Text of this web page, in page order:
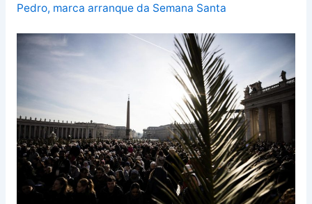
Pedro, marca arranque da Semana Santa